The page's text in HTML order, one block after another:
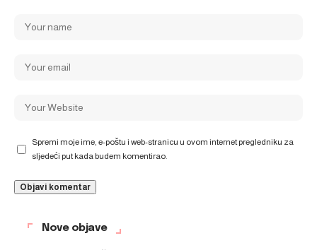
Spremi moje ime, e-poštu i web-stranicu u ovom internet pregledniku za
sljedeći put kada budem komentirao.
Nove objave